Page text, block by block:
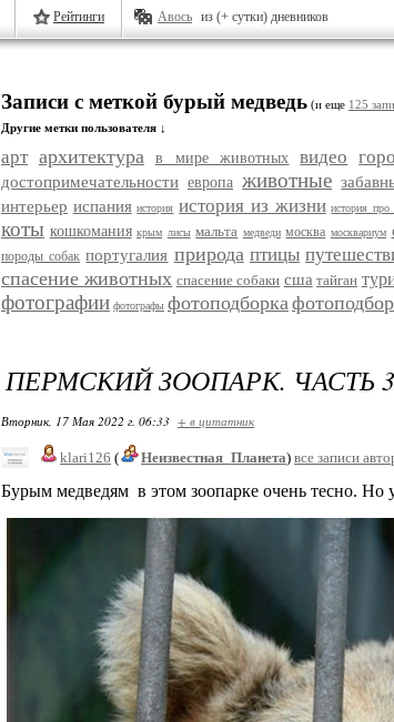
Рейтинги Авось из (+ сутки) дневников
Записи с меткой бурый медведь (и еще 125
Другие метки пользователя ↓
арт архитектура в мире животных видео
достопримечательности европа животные
интерьер испания история история из жизни история про
коты кошкомания крым лисы мальта медведи москва москвариум
породы собак португалия природа птицы
спасение животных спасение собаки сша тайган
фотографии фотографы фотоподборка
ПЕРМСКИЙ ЗООПАРК. ЧАСТЬ
Вторник, 17 Мая 2022 г. 06:33 + в цитатник
klari126 ( Неизвестная_Планета) все записи
Бурым медведям в этом зоопарке очень тесно. Но